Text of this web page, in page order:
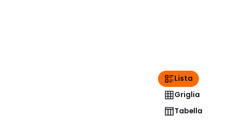
Lista
Griglia
Tabella